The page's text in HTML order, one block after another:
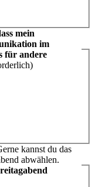
mein
im
für andere
kannst du das
abwählen.